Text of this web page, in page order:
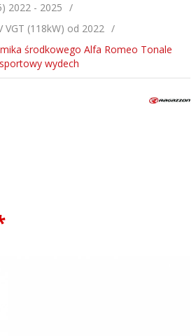
2022 - 2025
VGT (118kW) od 2022
środkowego Alfa Romeo Tonale
wydech